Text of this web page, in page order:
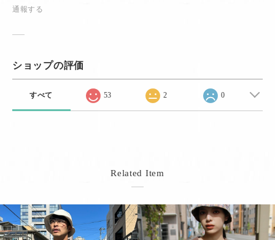
通報する
ショップの評価
すべて 53 2 0
Related Item